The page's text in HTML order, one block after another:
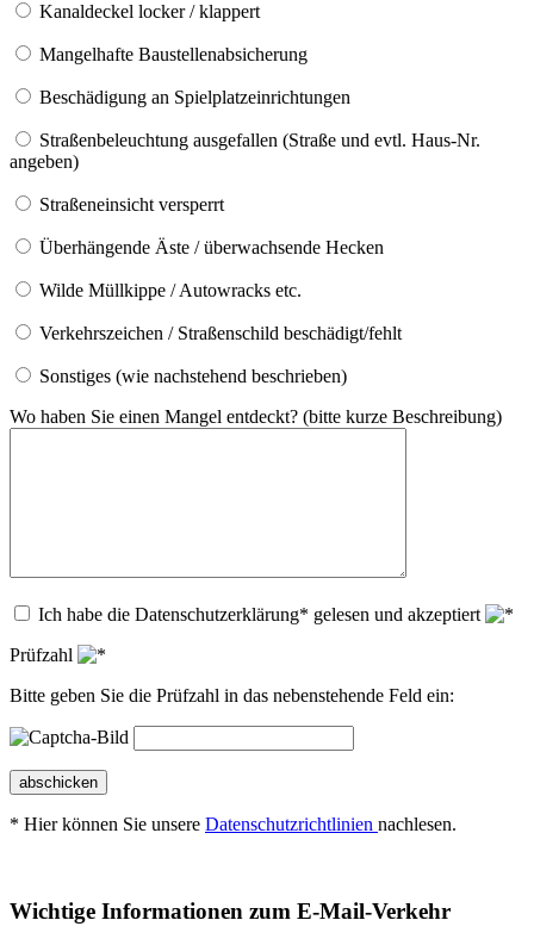
Kanaldeckel locker / klappert
Mangelhafte Baustellenabsicherung
Beschädigung an Spielplatzeinrichtungen
Straßenbeleuchtung ausgefallen (Straße und evtl. Haus-Nr.
angeben)
Straßeneinsicht versperrt
Überhängende Äste / überwachsende Hecken
Wilde Müllkippe / Autowracks etc.
Verkehrszeichen / Straßenschild beschädigt/fehlt
Sonstiges (wie nachstehend beschrieben)
Wo haben Sie einen Mangel entdeckt? (bitte kurze Beschreibung)
Ich habe die Datenschutzerklärung* gelesen und akzeptiert
Prüfzahl
Bitte geben Sie die Prüfzahl in das nebenstehende Feld ein:
abschicken
* Hier können Sie unsere Datenschutzrichtlinien nachlesen.
Wichtige Informationen zum E-Mail-Verkehr